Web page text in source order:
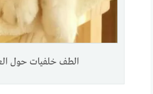
الطف خلفيات حول